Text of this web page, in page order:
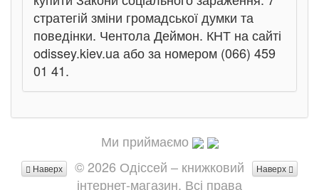
стратегій зміни громадської думки та
поведінки. Чентола Деймон. КНТ на сайті
odissey.kiev.ua або за номером (066) 459
01 41.
Ми приймаємо
Наверх
Наверх
© 2026 Одіссей – книжковий
інтернет-магазин. Всі права